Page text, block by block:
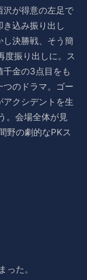
沢が得意の左足で
込み振り出し
決勝戦、そう簡
度振り出しに。ス
千金の3点目をも
つのドラマ。ゴー
クシデントを生
。会場全体が見
野の劇的なPKス
た。